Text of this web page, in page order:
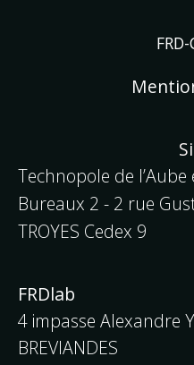
Technopole de
Bureaux 2 - 2 rue
TROYES Cedex 9
FRDlab
4 impasse Alexandre
BREVIANDES